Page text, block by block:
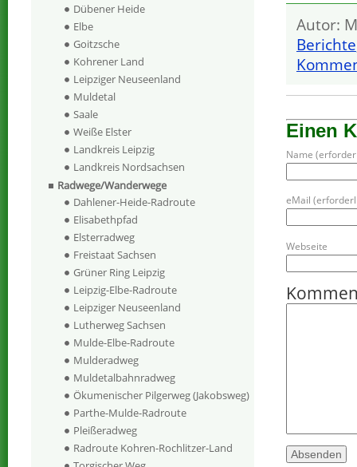
Autor:
Berichte
Einen
Name
eMail
Webseite
Dübener Heide
Elbe
Goitzsche
Kohrener Land
Leipziger Neuseenland
Muldetal
Saale
Weiße Elster
Landkreis Leipzig
Landkreis Nordsachsen
Radwege/Wanderwege
Dahlener-Heide-Radroute
Elisabethpfad
Elsterradweg
Freistaat Sachsen
Grüner Ring Leipzig
Leipzig-Elbe-Radroute
Leipziger Neuseenland
Lutherweg Sachsen
Mulde-Elbe-Radroute
Mulderadweg
Muldetalbahnradweg
Ökumenischer Pilgerweg (Jakobsweg)
Parthe-Mulde-Radroute
Pleißeradweg
Radroute Kohren-Rochlitzer-Land